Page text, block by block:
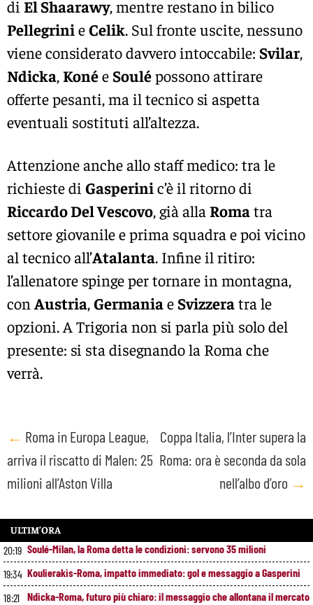
di El Shaarawy, mentre restano in bilico
PellegrinieCelik. Sul fronte uscite, nessuno
viene considerato davvero intoccabile: Svilar,
Ndicka,Konée Soulépossono attirare
offerte pesanti, ma il tecnico si aspetta
eventuali sostituti all’altezza.
Attenzione anche allo staff medico: tra le
richieste di Gasperinic’è il ritorno di
Riccardo Del Vescovo, già alla Romatra
settore giovanile e prima squadra e poi vicino
al tecnico all’Atalanta. Infine il ritiro:
l’allenatore spinge per tornare in montagna,
con Austria,Germaniae Svizzeratra le
opzioni. A Trigoria non si parla più solo del
presente: si sta disegnando la Roma che
verrà.
Post
navigation
← Roma in Europa League,
arriva il riscatto di Malen: 25
milioni all’Aston Villa
Coppa Italia, l’Inter supera la
Roma: ora è seconda da sola
nell’albo d’oro →
ULTIM’ORA
20:19 Soulé-Milan, la Roma detta le condizioni: servono 35 milioni
19:34 Koulierakis-Roma, impatto immediato: gol e messaggio a Gasperini
18:21 Ndicka-Roma, futuro più chiaro: il messaggio che allontana il mercato